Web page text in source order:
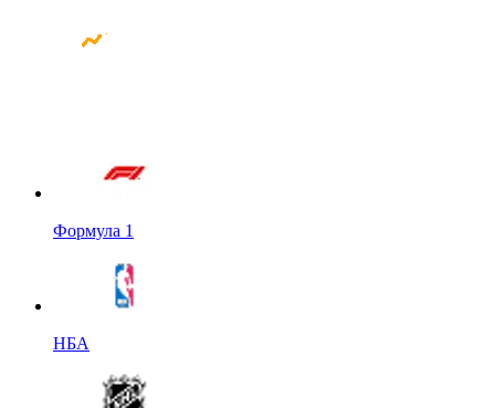
Формула 1
НБА